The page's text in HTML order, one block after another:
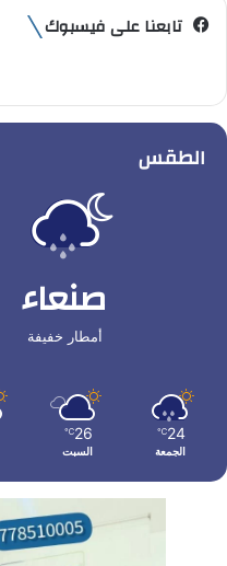
تابعنا على فيسبوك
الطقس
صنعاء
أمطار خفيفة
24
℃
الجمعة
26
℃
السبت